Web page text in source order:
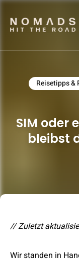
Reisetipps &
SIM oder
bleibst
// Zuletzt
Wir standen in Hanoi am Flughafen, waren gerade